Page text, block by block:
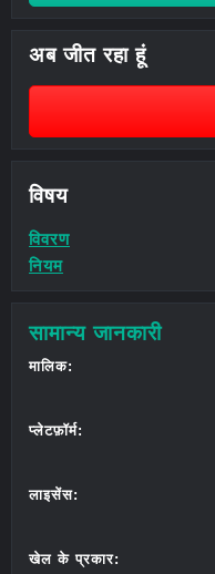
अब जीत रहा हूं
विषय
विवरण
नियम
सामान्य जानकारी
मालिक:
प्लेटफ़ॉर्म:
लाइसेंस:
खेल के प्रकार: